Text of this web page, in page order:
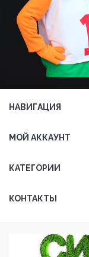
НАВИГАЦИЯ
МОЙ АККАУНТ
КАТЕГОРИИ
КОНТАКТЫ